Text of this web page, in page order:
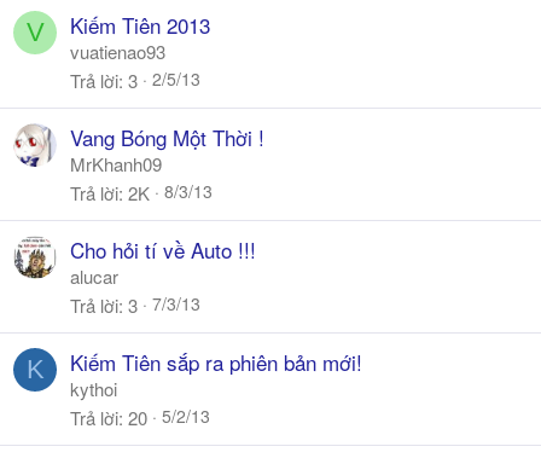
V Kiếm Tiên 2013
vuatienao93
Trả lời 3 2/5/13
Vang Bóng Một Thời !
MrKhanh09
Trả lời 2K 8/3/13
Cho hỏi tí về Auto !!!
alucar
Trả lời 3 7/3/13
K Kiếm Tiên sắp ra phiên bản mới!
kythoi
Trả lời 20 5/2/13